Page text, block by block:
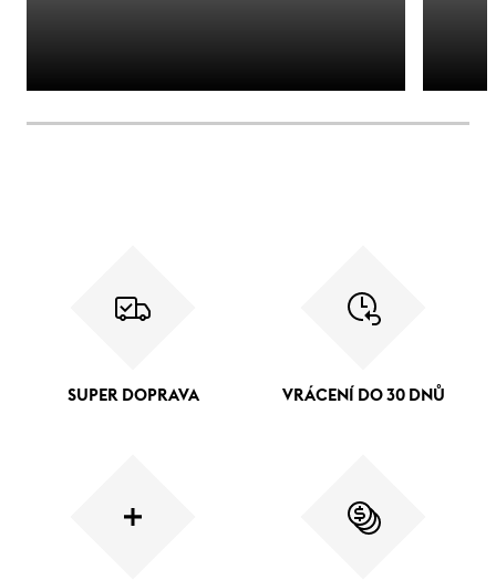
SUPER DOPRAVA VRÁCENÍ DO 30 DNŮ